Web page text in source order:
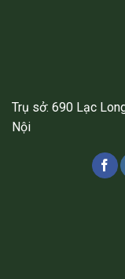
Trụ sở: 690 Lạc
Nội